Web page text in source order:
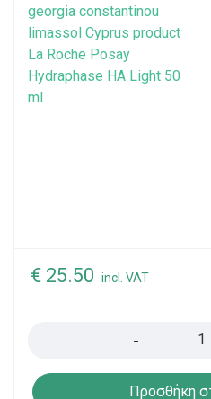
€ 25.50 incl. VAT
Προσθήκη